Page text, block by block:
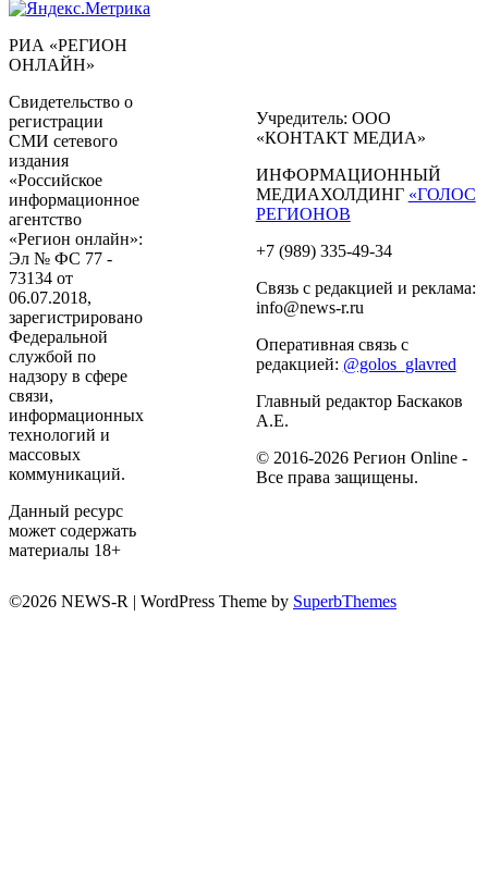
РИА «РЕГИОН
ОНЛАЙН»
Свидетельство о
регистрации
СМИ сетевого
издания
«Российское
информационное
агентство
«Регион онлайн»:
Эл № ФС 77 -
73134 от
06.07.2018,
зарегистрировано
Федеральной
службой по
надзору в сфере
связи,
информационных
технологий и
массовых
коммуникаций.
Данный ресурс
может содержать
материалы 18+
Учредитель: ООО
«КОНТАКТ МЕДИА»
ИНФОРМАЦИОННЫЙ
МЕДИАХОЛДИНГ «ГОЛОС
РЕГИОНОВ
+7 (989) 335-49-34
Связь с редакцией и реклама:
info@news-r.ru
Оперативная связь с
редакцией: @golos_glavred
Главный редактор Баскаков
А.Е.
© 2016-2026 Регион Online -
Все права защищены.
©2026 NEWS-R | WordPress Theme by SuperbThemes